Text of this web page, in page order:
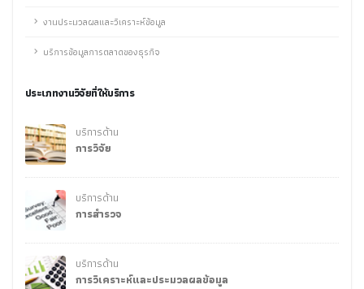
งานประมวลผลและวิเคราะห์ข้อมูล
บริการข้อมูลการตลาดของธุรกิจ
ประเภทงานวิจัยที่ให้บริการ
บริการด้าน
การวิจัย
บริการด้าน
การสำรวจ
บริการด้าน
การวิเคราะห์และประมวลผลข้อมูล